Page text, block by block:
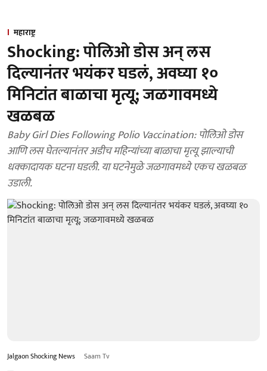
महाराष्ट्र
Shocking: पोलिओ डोस अन् लस
दिल्यानंतर भयंकर घडलं, अवघ्या १०
मिनिटांत बाळाचा मृत्यू; जळगावमध्ये
खळबळ
Baby Girl Dies Following Polio Vaccination: पोलिओ डोस
आणि लस घेतल्यानंतर अडीच महिन्यांच्या बाळाचा मृत्यू झाल्याची
धक्कादायक घटना घडली. या घटनेमुळे जळगावमध्ये एकच खळबळ
उडाली.
Jalgaon Shocking News Saam Tv